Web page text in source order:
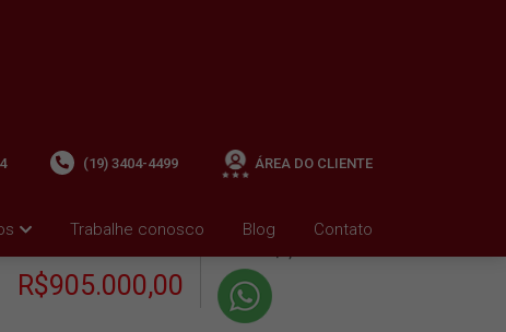
Trabalhe conosco Blog Contato
(19) 3404-4499 ÁREA DO CLIENTE
R$905.000,00
+ Condomínio R$0,00